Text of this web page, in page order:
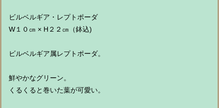
ビルベルギア・レプトポーダ
W１０㎝ × H２２㎝（鉢込)
ビルベルギア属レプトポーダ。
鮮やかなグリーン。
くるくると巻いた葉が可愛い。